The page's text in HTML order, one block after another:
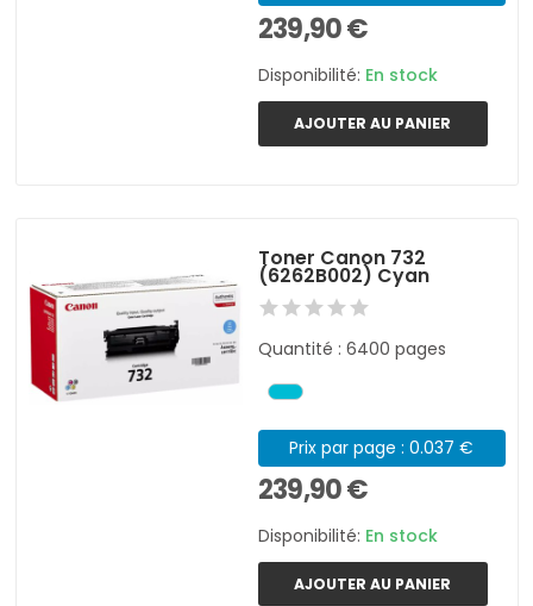
239,90 €
Disponibilité: En stock
AJOUTER AU PANIER
Toner Canon 732
(6262B002) Cyan
Quantité : 6400 pages
Prix par page : 0.037 €
239,90 €
Disponibilité: En stock
AJOUTER AU PANIER